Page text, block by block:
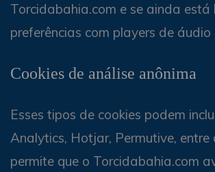
Torcidabahia.com e se ainda está
preferências com players de áudio
Cookies de análise anônima
Esses tipos de cookies podem
Analytics, Hotjar, Permutive, entre
permite que o Torcidabahia.com